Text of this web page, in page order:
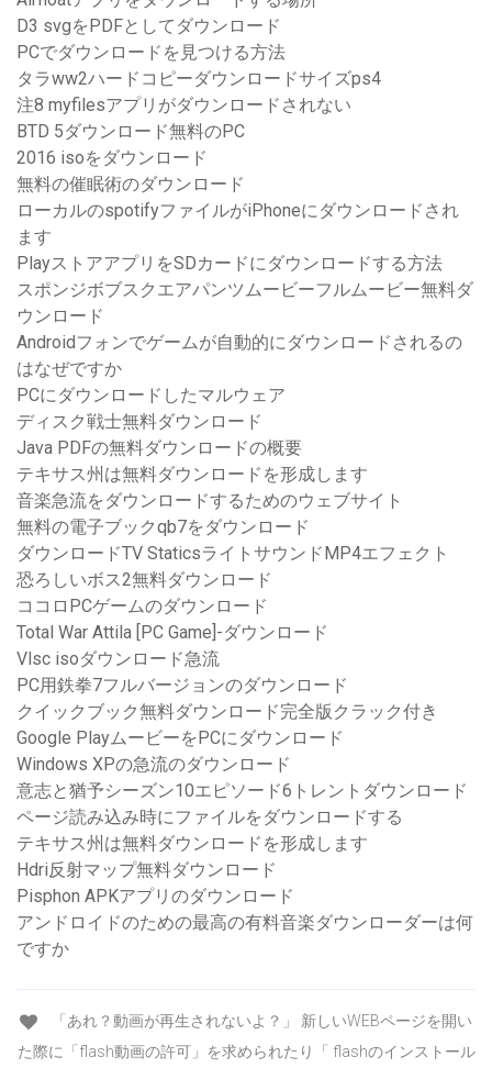
D3 svgをPDFとしてダウンロード
PCでダウンロードを見つける方法
タラww2ハードコピーダウンロードサイズps4
注8 myfilesアプリがダウンロードされない
BTD 5ダウンロード無料のPC
2016 isoをダウンロード
無料の催眠術のダウンロード
ローカルのspotifyファイルがiPhoneにダウンロードされ
ます
PlayストアアプリをSDカードにダウンロードする方法
スポンジボブスクエアパンツムービーフルムービー無料ダ
ウンロード
Androidフォンでゲームが自動的にダウンロードされるの
はなぜですか
PCにダウンロードしたマルウェア
ディスク戦士無料ダウンロード
Java PDFの無料ダウンロードの概要
テキサス州は無料ダウンロードを形成します
音楽急流をダウンロードするためのウェブサイト
無料の電子ブックqb7をダウンロード
ダウンロードTV StaticsライトサウンドMP4エフェクト
恐ろしいボス2無料ダウンロード
ココロPCゲームのダウンロード
Total War Attila [PC Game]-ダウンロード
Vlsc isoダウンロード急流
PC用鉄拳7フルバージョンのダウンロード
クイックブック無料ダウンロード完全版クラック付き
Google PlayムービーをPCにダウンロード
Windows XPの急流のダウンロード
意志と猶予シーズン10エピソード6トレントダウンロード
ページ読み込み時にファイルをダウンロードする
テキサス州は無料ダウンロードを形成します
Hdri反射マップ無料ダウンロード
Pisphon APKアプリのダウンロード
アンドロイドのための最高の有料音楽ダウンローダーは何
ですか
「あれ？動画が再生されないよ？」 新しいWEBページを開い
た際に「flash動画の許可」を求められたり「 flashのインストール